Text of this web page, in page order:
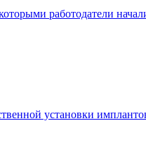
работодатели
установки